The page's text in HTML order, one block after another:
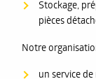
Stockage,
pièces
Notre
un service